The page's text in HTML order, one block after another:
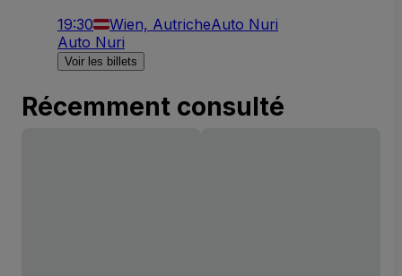
19:30 Wien, AutricheAuto Nuri
Auto Nuri
Voir les billets
Récemment consulté